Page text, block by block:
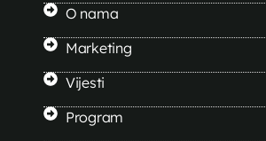
O nama
Marketing
Vijesti
Program